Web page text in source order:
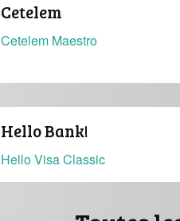
Cetelem
Cetelem Maestro
Hello Bank!
Hello Visa Classic